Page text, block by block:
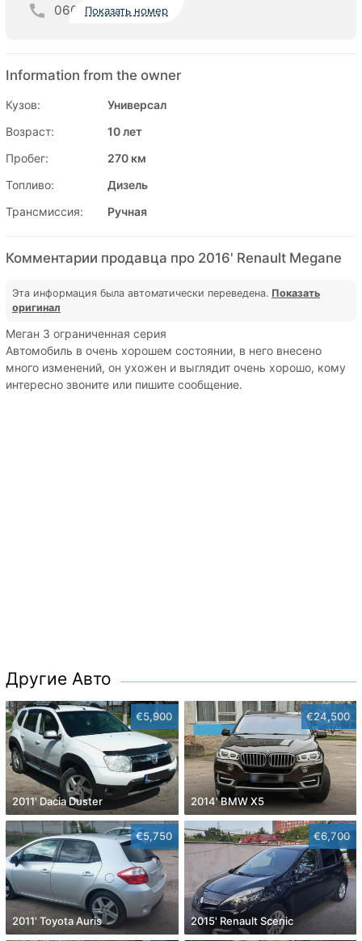
060 Показать номер
Information from the owner
Кузов:
Универсал
Возраст:
10 лет
Пробег:
270 км
Топливо:
Дизель
Трансмиссия:
Ручная
Комментарии продавца про 2016' Renault Megane
Эта информация была автоматически переведена. Показать
оригинал
Меган 3 ограниченная серия
Автомобиль в очень хорошем состоянии, в него внесено
много изменений, он ухожен и выглядит очень хорошо, кому
интересно звоните или пишите сообщение.
Другие Авто
€5,900
2011' Dacia Duster
€24,500
2014' BMW X5
€5,750
2011' Toyota Auris
€6,700
2015' Renault Scenic